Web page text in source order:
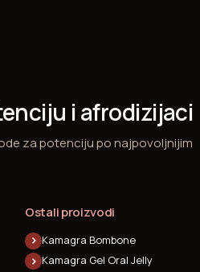
i afrodizijaci
za potenciju po najpovoljnijim
Ostali proizvodi
Kamagra Bombone
Kamagra Gel Oral Jelly